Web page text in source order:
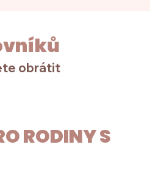
obrátit
RODINY S